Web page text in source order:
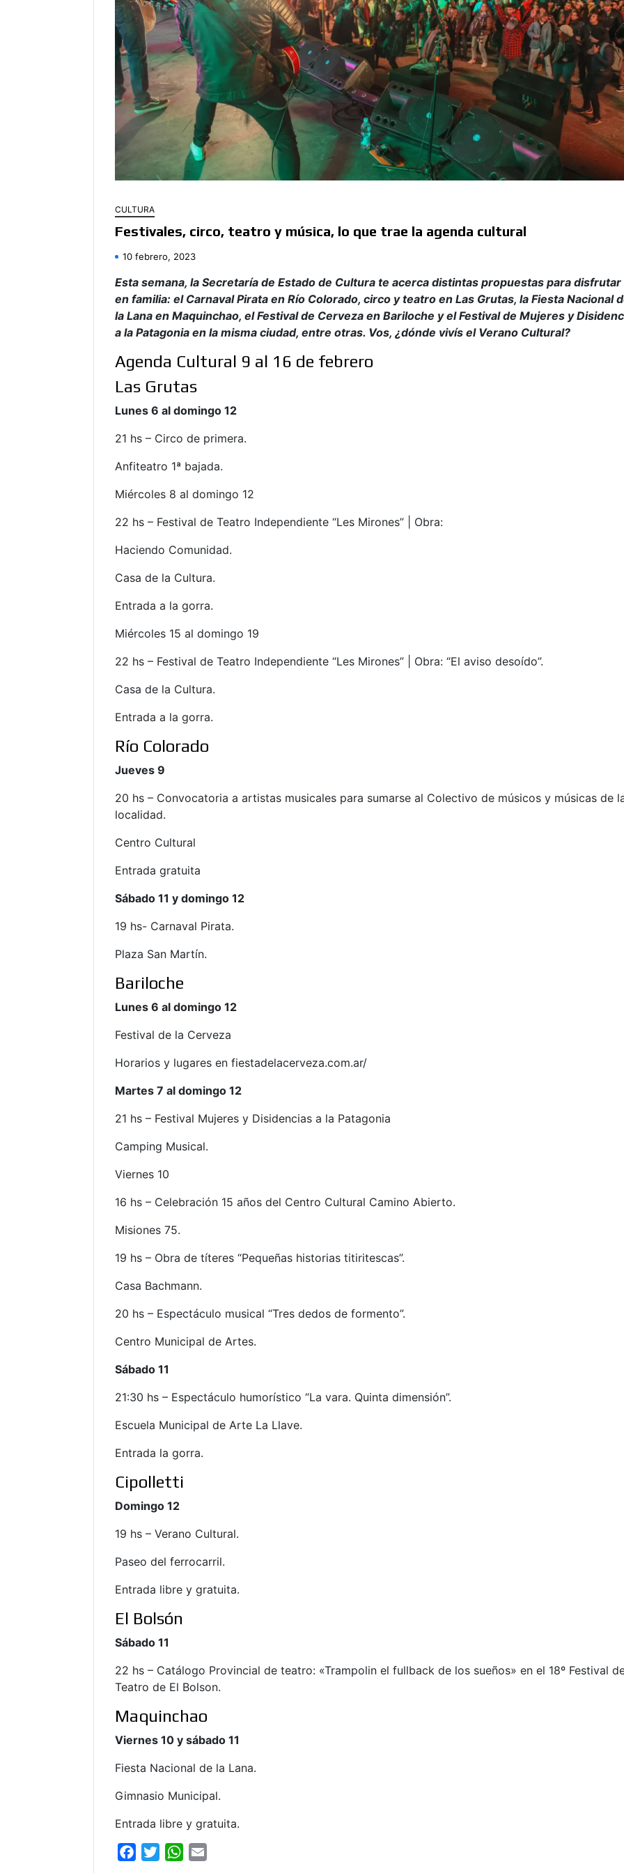
CULTURA
Festivales, circo, teatro y música, lo que trae la agenda cultural
10 febrero, 2023
Esta semana, la Secretaría de Estado de Cultura te acerca distintas propuestas para disfrutar
en familia: el Carnaval Pirata en Río Colorado, circo y teatro en Las Grutas, la Fiesta Nacional
la Lana en Maquinchao, el Festival de Cerveza en Bariloche y el Festival de Mujeres y
a la Patagonia en la misma ciudad, entre otras. Vos, ¿dónde vivís el Verano Cultural?
Agenda Cultural 9 al 16 de febrero
Las Grutas
Lunes 6 al domingo 12
21 hs – Circo de primera.
Anfiteatro 1ª bajada.
Miércoles 8 al domingo 12
22 hs – Festival de Teatro Independiente “Les Mirones” | Obra:
Haciendo Comunidad.
Casa de la Cultura.
Entrada a la gorra.
Miércoles 15 al domingo 19
22 hs – Festival de Teatro Independiente “Les Mirones” | Obra: “El aviso desoído”.
Casa de la Cultura.
Entrada a la gorra.
Río Colorado
Jueves 9
20 hs – Convocatoria a artistas musicales para sumarse al Colectivo de músicos y músicas de
localidad.
Centro Cultural
Entrada gratuita
Sábado 11 y domingo 12
19 hs- Carnaval Pirata.
Plaza San Martín.
Bariloche
Lunes 6 al domingo 12
Festival de la Cerveza
Horarios y lugares en fiestadelacerveza.com.ar/
Martes 7 al domingo 12
21 hs – Festival Mujeres y Disidencias a la Patagonia
Camping Musical.
Viernes 10
16 hs – Celebración 15 años del Centro Cultural Camino Abierto.
Misiones 75.
19 hs – Obra de títeres “Pequeñas historias titiritescas”.
Casa Bachmann.
20 hs – Espectáculo musical “Tres dedos de formento”.
Centro Municipal de Artes.
Sábado 11
21:30 hs – Espectáculo humorístico “La vara. Quinta dimensión”.
Escuela Municipal de Arte La Llave.
Entrada la gorra.
Cipolletti
Domingo 12
19 hs – Verano Cultural.
Paseo del ferrocarril.
Entrada libre y gratuita.
El Bolsón
Sábado 11
22 hs – Catálogo Provincial de teatro: «Trampolin el fullback de los sueños» en el 18º Festival
Teatro de El Bolson.
Maquinchao
Viernes 10 y sábado 11
Fiesta Nacional de la Lana.
Gimnasio Municipal.
Entrada libre y gratuita.
W